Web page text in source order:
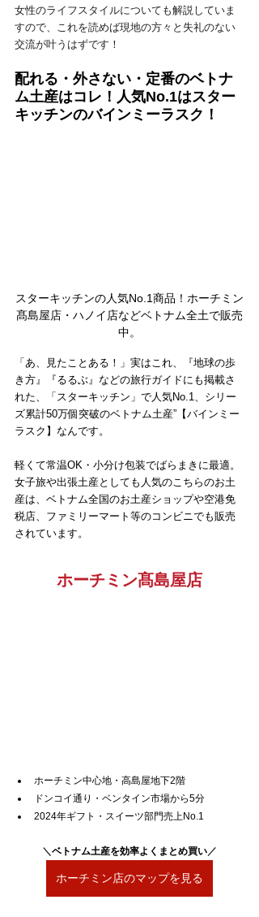
女性のライフスタイルについても解説していま
すので、これを読めば現地の方々と失礼のない
交流が叶うはずです！
配れる・外さない・定番のベトナ
ム土産はコレ！人気No.1はスター
キッチンのバインミーラスク！
スターキッチンの人気No.1商品！ホーチミン
髙島屋店・ハノイ店などベトナム全土で販売
中。
「あ、見たことある！」実はこれ、『地球の歩
き方』『るるぶ』などの旅行ガイドにも掲載さ
れた、「スターキッチン」で人気No.1、シリー
ズ累計50万個突破のベトナム土産”【バインミー
ラスク】なんです。
軽くて常温OK・小分け包装でばらまきに最適。
女子旅や出張土産としても人気のこちらのお土
産は、ベトナム全国のお土産ショップや空港免
税店、ファミリーマート等のコンビニでも販売
されています。
ホーチミン髙島屋店
ホーチミン中心地・高島屋地下2階
ドンコイ通り・ベンタイン市場から5分
2024年ギフト・スイーツ部門売上No.1
＼ベトナム土産を効率よくまとめ買い／
ホーチミン店のマップを見る